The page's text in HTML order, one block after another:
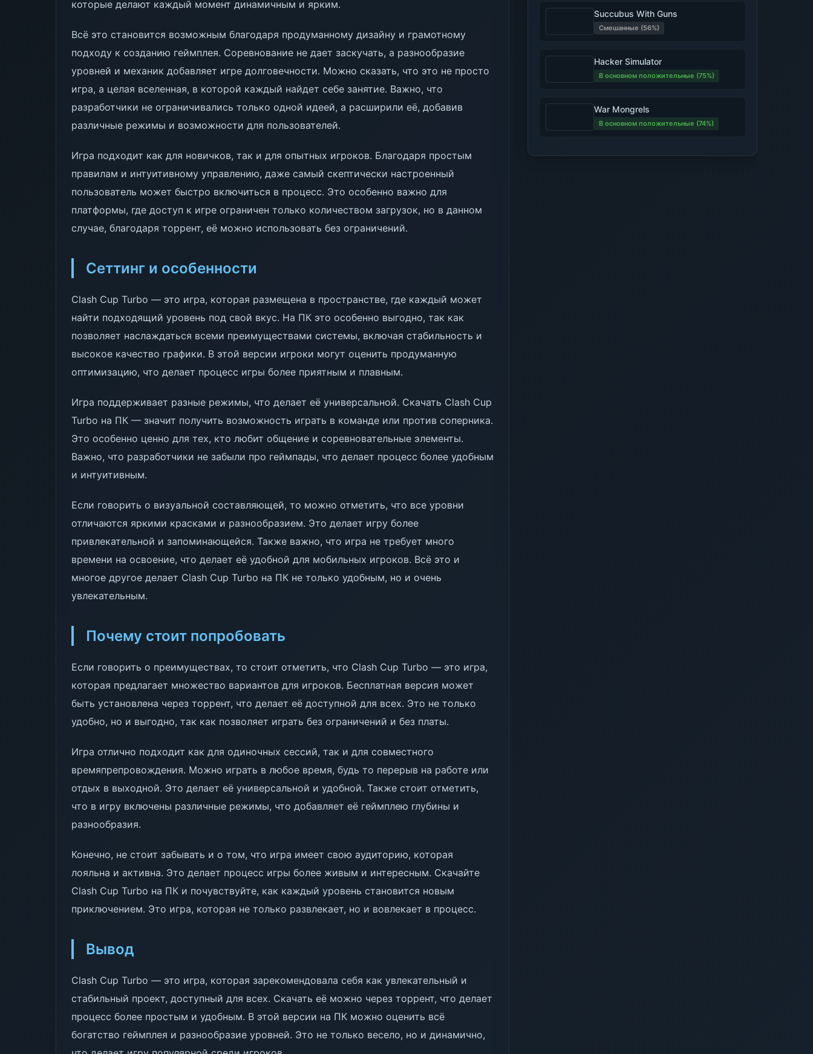
которые делают каждый момент динамичным и ярким.
Всё это становится возможным благодаря продуманному дизайну и грамотному
подходу к созданию геймплея. Соревнование не дает заскучать, а разнообразие
уровней и механик добавляет игре долговечности. Можно сказать, что это не просто
игра, а целая вселенная, в которой каждый найдет себе занятие. Важно, что
разработчики не ограничивались только одной идеей, а расширили её, добавив
различные режимы и возможности для пользователей.
Игра подходит как для новичков, так и для опытных игроков. Благодаря простым
правилам и интуитивному управлению, даже самый скептически настроенный
пользователь может быстро включиться в процесс. Это особенно важно для
платформы, где доступ к игре ограничен только количеством загрузок, но в данном
случае, благодаря торрент, её можно использовать без ограничений.
Сеттинг и особенности
Clash Cup Turbo — это игра, которая размещена в пространстве, где каждый может
найти подходящий уровень под свой вкус. На ПК это особенно выгодно, так как
позволяет наслаждаться всеми преимуществами системы, включая стабильность и
высокое качество графики. В этой версии игроки могут оценить продуманную
оптимизацию, что делает процесс игры более приятным и плавным.
Игра поддерживает разные режимы, что делает её универсальной. Скачать Clash Cup
Turbo на ПК — значит получить возможность играть в команде или против соперника.
Это особенно ценно для тех, кто любит общение и соревновательные элементы.
Важно, что разработчики не забыли про геймпады, что делает процесс более удобным
и интуитивным.
Если говорить о визуальной составляющей, то можно отметить, что все уровни
отличаются яркими красками и разнообразием. Это делает игру более
привлекательной и запоминающейся. Также важно, что игра не требует много
времени на освоение, что делает её удобной для мобильных игроков. Всё это и
многое другое делает Clash Cup Turbo на ПК не только удобным, но и очень
увлекательным.
Почему стоит попробовать
Если говорить о преимуществах, то стоит отметить, что Clash Cup Turbo — это игра,
которая предлагает множество вариантов для игроков. Бесплатная версия может
быть установлена через торрент, что делает её доступной для всех. Это не только
удобно, но и выгодно, так как позволяет играть без ограничений и без платы.
Игра отлично подходит как для одиночных сессий, так и для совместного
времяпрепровождения. Можно играть в любое время, будь то перерыв на работе или
отдых в выходной. Это делает её универсальной и удобной. Также стоит отметить,
что в игру включены различные режимы, что добавляет её геймплею глубины и
разнообразия.
Конечно, не стоит забывать и о том, что игра имеет свою аудиторию, которая
лояльна и активна. Это делает процесс игры более живым и интересным. Скачайте
Clash Cup Turbo на ПК и почувствуйте, как каждый уровень становится новым
приключением. Это игра, которая не только развлекает, но и вовлекает в процесс.
Вывод
Clash Cup Turbo — это игра, которая зарекомендовала себя как увлекательный и
стабильный проект, доступный для всех. Скачать её можно через торрент, что делает
процесс более простым и удобным. В этой версии на ПК можно оценить всё
богатство геймплея и разнообразие уровней. Это не только весело, но и динамично,
Succubus With Guns
Смешанные (56%)
Hacker Simulator
В основном положительные (75%)
War Mongrels
В основном положительные (74%)